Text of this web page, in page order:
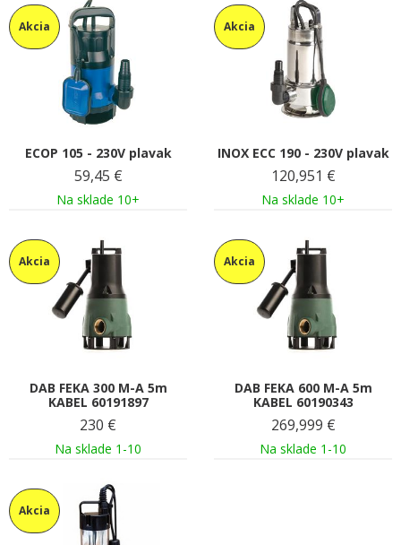
Akcia
ECOP 105 - 230V plavak
59,45 €
Na sklade 10+
Akcia
INOX ECC 190 - 230V plavak
120,951 €
Na sklade 10+
Akcia
DAB FEKA 300 M-A 5m
KABEL 60191897
230 €
Na sklade 1-10
Akcia
DAB FEKA 600 M-A 5m
KABEL 60190343
269,999 €
Na sklade 1-10
Akcia